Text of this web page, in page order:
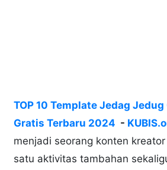
TOP 10 Template Jedag
Gratis Terbaru 2024 -
menjadi seorang konten
satu aktivitas tambahan